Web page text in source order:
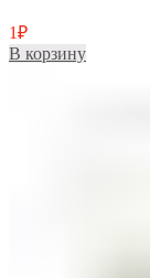
1₽
В корзину